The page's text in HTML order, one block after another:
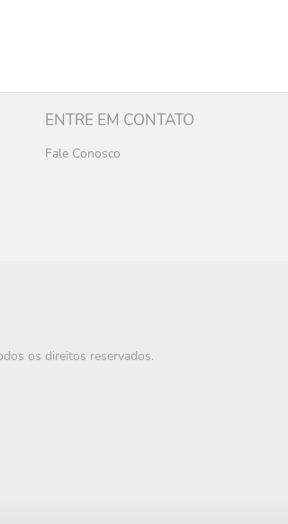
ENTRE EM CONTATO
Fale Conosco
os direitos reservados.